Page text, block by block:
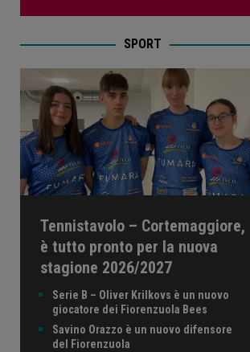
SPORT
Tennistavolo – Cortemaggiore,
è tutto pronto per la nuova
stagione 2026/2027
Serie B – Oliver Krilkovs è un nuovo
giocatore dei Fiorenzuola Bees
Savino Orazzo è un nuovo difensore
del Fiorenzuola